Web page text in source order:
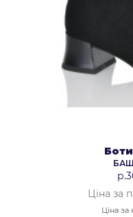
Ціна за
Ціна за